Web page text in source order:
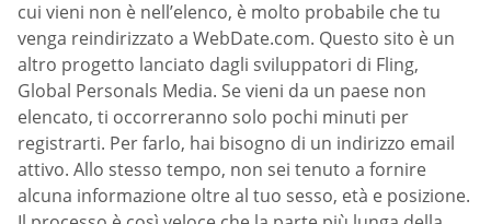
cui vieni non è nell’elenco, è molto probabile che tu
venga reindirizzato a WebDate.com. Questo sito è un
altro progetto lanciato dagli sviluppatori di Fling,
Global Personals Media. Se vieni da un paese non
elencato, ti occorreranno solo pochi minuti per
registrarti. Per farlo, hai bisogno di un indirizzo email
attivo. Allo stesso tempo, non sei tenuto a fornire
alcuna informazione oltre al tuo sesso, età e posizione.